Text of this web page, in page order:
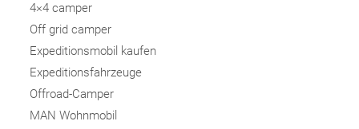
4×4 camper
Off grid camper
Expeditionsmobil kaufen
Expeditionsfahrzeuge
Offroad-Camper
MAN Wohnmobil